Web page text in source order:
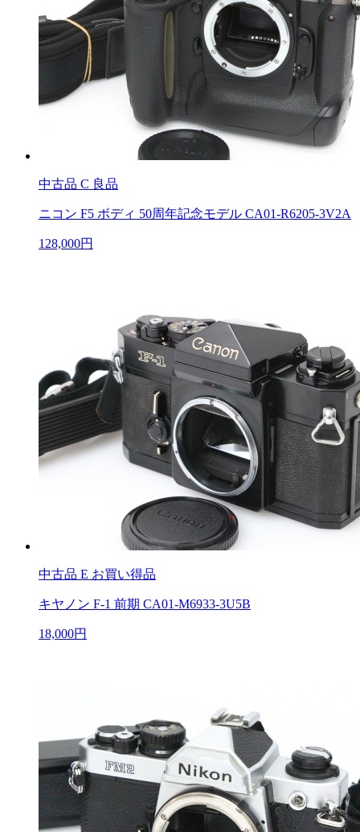
中古品 C 良品
ニコン F5 ボディ 50周年記念モデル CA01-R6205-3V2A
128,000円
中古品 E お買い得品
キヤノン F-1 前期 CA01-M6933-3U5B
18,000円